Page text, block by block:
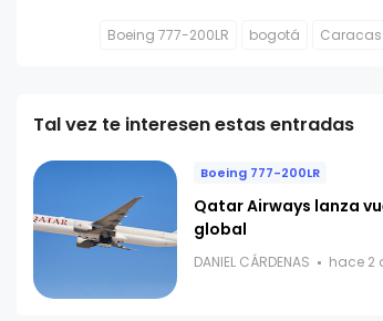
Boeing 777-200LR bogotá Caracas
Tal vez te interesen estas entradas
Boeing 777-200LR
Qatar Airways lanza
global
DANIEL CÁRDENAS hace 2